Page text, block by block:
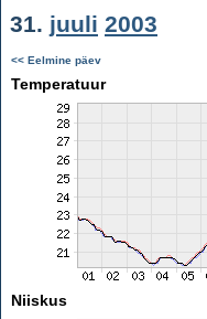
31. juuli 2003
<< Eelmine päev
Temperatuur
Niiskus